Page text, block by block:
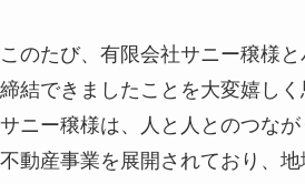
このたび、有限会社サニー穣様
締結できましたことを大変嬉し
サニー穣様は、人と人とのつな
不動産事業を展開されており、